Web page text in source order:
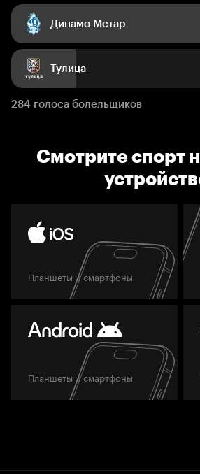
Динамо Метар
Тулица
284 голоса болельщиков
Смотрите спорт
Планшеты и смартфоны
Планшеты и смартфоны